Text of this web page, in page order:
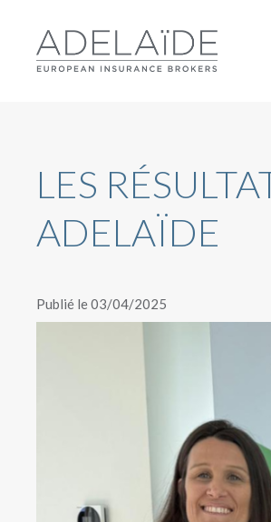
LES
ADELAÏDE
Publié le 03/04/2025